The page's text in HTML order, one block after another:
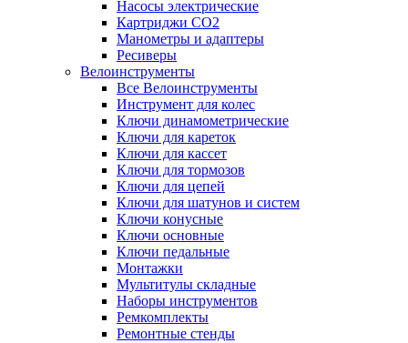
Насосы электрические
Картриджи CO2
Манометры и адаптеры
Ресиверы
Велоинструменты
Все Велоинструменты
Инструмент для колес
Ключи динамометрические
Ключи для кареток
Ключи для кассет
Ключи для тормозов
Ключи для цепей
Ключи для шатунов и систем
Ключи конусные
Ключи основные
Ключи педальные
Монтажки
Мультитулы складные
Наборы инструментов
Ремкомплекты
Ремонтные стенды